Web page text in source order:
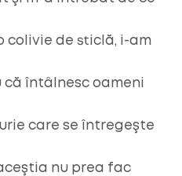
colivie de sticlă, i-am
că întâlnesc oameni
care se întregeşte
nu prea fac